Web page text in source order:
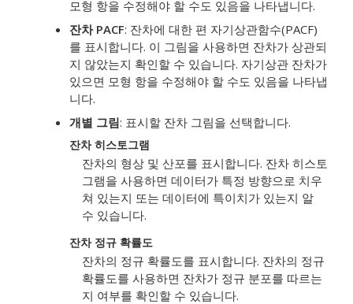
모형 항을 수정해야 할 수도 있음을 나타냅니다.
잔차 PACF: 잔차에 대한 편 자기상관함수(PACF)
를 표시합니다. 이 그림을 사용하면 잔차가 상관되
지 않았는지 확인할 수 있습니다. 자기상관 잔차가
있으면 모형 항을 수정해야 할 수도 있음을 나타냅
니다.
개별 그림: 표시할 잔차 그림을 선택합니다.
잔차 히스토그램
잔차의 형상 및 산포를 표시합니다. 잔차 히스토
그램을 사용하면 데이터가 특정 방향으로 치우
쳐 있는지 또는 데이터에 특이치가 있는지 알
수 있습니다.
잔차 정규 확률도
잔차의 정규 확률도를 표시합니다. 잔차의 정규
확률도를 사용하면 잔차가 정규 분포를 따르는
지 여부를 확인할 수 있습니다.